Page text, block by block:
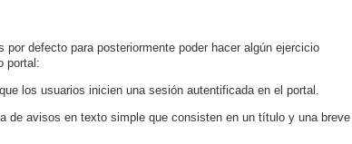
defecto para posteriormente poder hacer algún ejercicio
portal:
los usuarios inicien una sesión autentificada en el portal.
de avisos en texto simple que consisten en un título y una breve